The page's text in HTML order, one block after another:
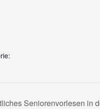
Seniorenvorlesen in